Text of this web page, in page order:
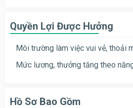
Quyền Lợi Được Hưởng
Môi trường làm việc vui vẻ, thoải
Mức lương, thưởng tăng theo
Hồ Sơ Bao Gồm